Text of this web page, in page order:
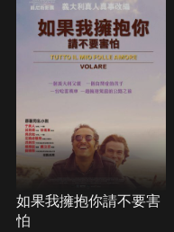
如果我擁抱你請不要害
怕